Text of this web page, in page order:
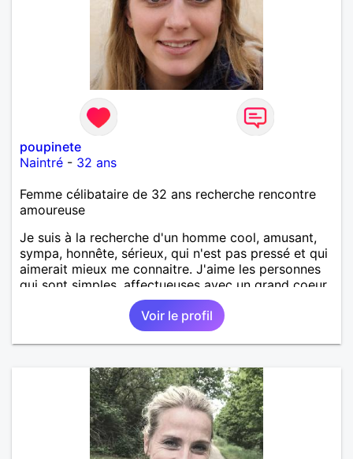
poupinete
Naintré - 32 ans
Femme célibataire de 32 ans recherche rencontre
amoureuse
Je suis à la recherche d'un homme cool, amusant,
sympa, honnête, sérieux, qui n'est pas pressé et qui
aimerait mieux me connaitre. J'aime les personnes
qui sont simples, affectueuses avec un grand coeur.
Voir le profil